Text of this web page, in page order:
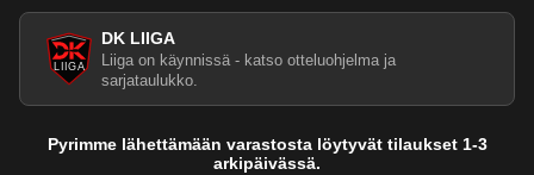
DK LIIGA
Liiga on käynnissä - katso otteluohjelma ja
sarjataulukko.
Pyrimme lähettämään varastosta löytyvät tilaukset 1-3
arkipäivässä.